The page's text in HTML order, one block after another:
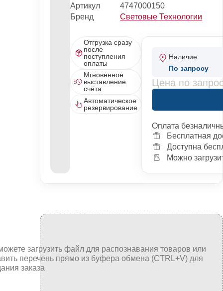
Артикул
4747000150
Бренд
Световые Технологии
Отгрузка сразу
после
поступления
оплаты
Мгновенное
выставление
счёта
Автоматическое
резервирование
Наличие
По запросу
Цена по
Оплата
Бесплатная
Доступна
Можно